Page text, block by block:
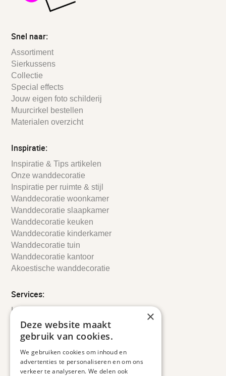
Snel naar:
Assortiment
Sierkussens
Collectie
Special effects
Jouw eigen foto schilderij
Muurcirkel bestellen
Materialen overzicht
Inspiratie:
Inspiratie & Tips artikelen
Onze wanddecoratie
Inspiratie per ruimte & stijl
Wanddecoratie woonkamer
Wanddecoratie slaapkamer
Wanddecoratie keuken
Wanddecoratie kinderkamer
Wanddecoratie tuin
Wanddecoratie kantoor
Akoestische wanddecoratie
Services:
Leveringsinformatie
Retourbeleid
Informatie
Veelgestelde vragen
Duurzaam ondernemen
×
Deze website maakt
gebruik van cookies.
We gebruiken cookies om inhoud en
advertenties te personaliseren en om ons
verkeer te analyseren. We delen ook